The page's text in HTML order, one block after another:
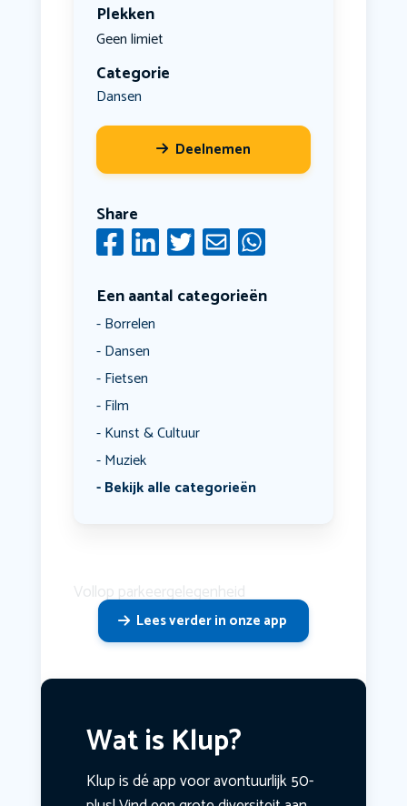
Plekken
Geen limiet
Categorie
Dansen
Deelnemen
Share
Een aantal categorieën
Borrelen
Dansen
Fietsen
Film
Kunst & Cultuur
Muziek
Bekijk alle categorieën
Vollop parkeergelegenheid
Lees verder in onze app
Wat is Klup?
Klup is dé app voor avontuurlijk 50-